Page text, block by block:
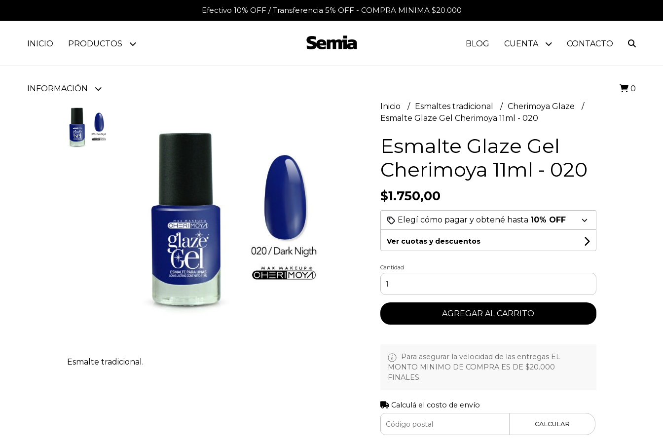
Efectivo 10% OFF / Transferencia 5% OFF - COMPRA MINIMA $20.000
INICIO PRODUCTOS
INFORMACIÓN
BLOG CUENTA CONTACTO
0
Esmalte tradicional.
Inicio Esmaltes tradicional
Cherimoya Glaze
Esmalte Glaze Gel Cherimoya 11ml - 020
Esmalte Glaze Gel
Cherimoya 11ml - 020
$1.750,00
Elegí cómo pagar y obtené hasta 10% OFF
Ver cuotas y descuentos
Cantidad
AGREGAR AL CARRITO
Para asegurar la velocidad de las entregas EL
MONTO MINIMO DE COMPRA ES DE $20.000
FINALES.
Calculá el costo de envío
CALCULAR